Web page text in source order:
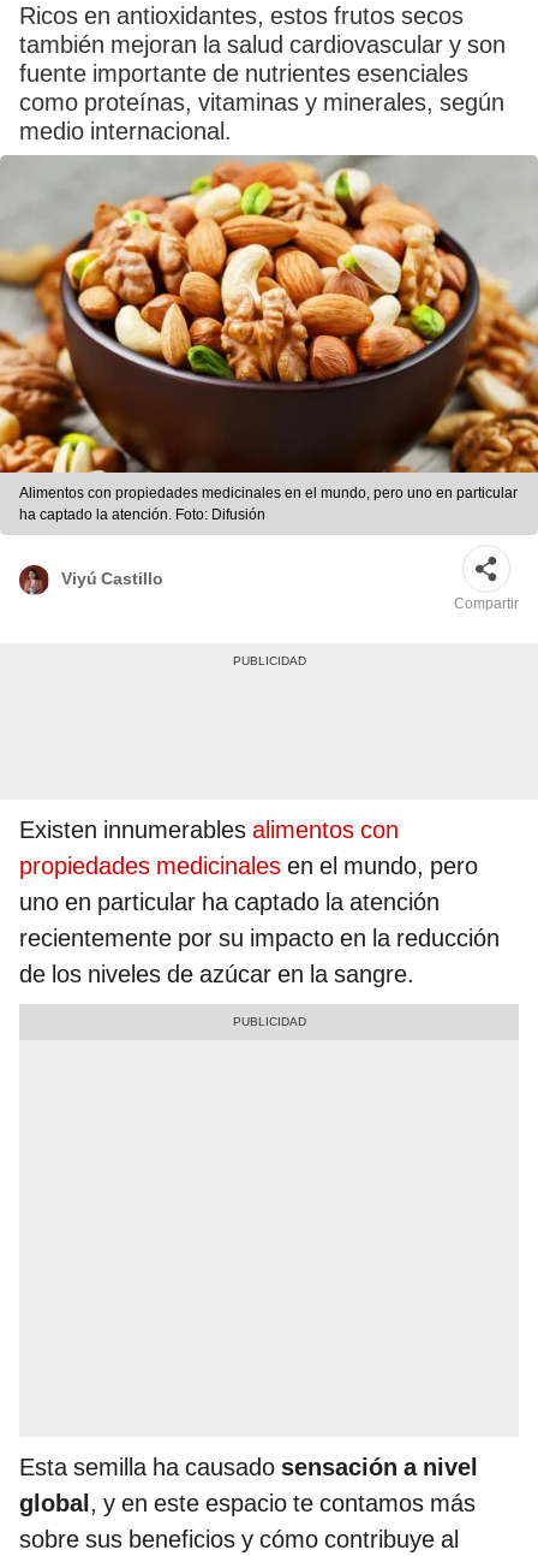
Ricos en antioxidantes, estos frutos secos
también mejoran la salud cardiovascular y son
fuente importante de nutrientes esenciales
como proteínas, vitaminas y minerales, según
medio internacional.
Alimentos con propiedades medicinales en el mundo, pero uno en particular
ha captado la atención. Foto: Difusión
Viyú Castillo
Compartir
Existen innumerables alimentos con
propiedades medicinales en el mundo, pero
uno en particular ha captado la atención
recientemente por su impacto en la reducción
de los niveles de azúcar en la sangre.
Esta semilla ha causado sensación a nivel
global, y en este espacio te contamos más
sobre sus beneficios y cómo contribuye al